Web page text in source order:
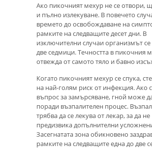
Ако пикочният мехур не се отвори,
и пълно излекуване. В повечето
времето до освобождаване на
рамките на следващите десет дни. В
изключителни случаи организмът
две седмици. Течността в пикочния
отвежда от самото тяло и бавно
Когато пикочният мехур се спука,
на най-голям риск от инфекция. Ако
въпрос за замърсяване, гной може
поради възпалителен процес.
трябва да се лекува от лекар, за да не
предизвика допълнителни
Засегнатата зона обикновено
рамките на следващите една до две